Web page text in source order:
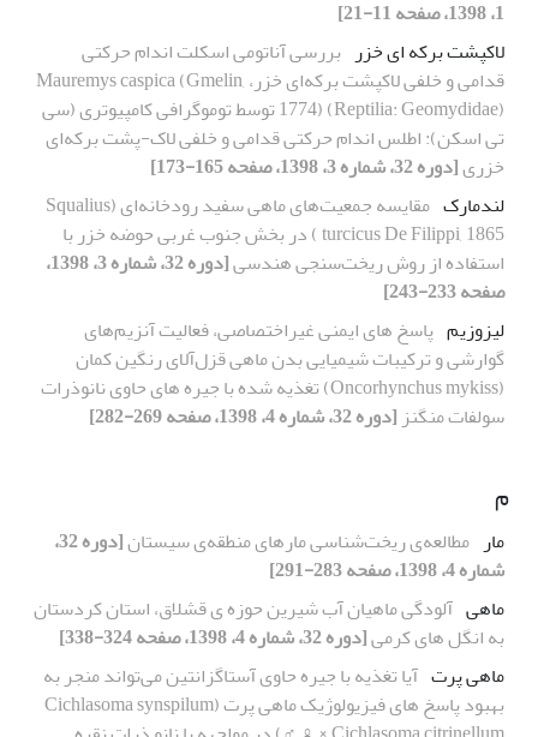
1، 1398، صفحه 11-21]
لاکپشت برکه ای خزر بررسی آناتومی اسکلت اندام حرکتی
قدامی و خلفی لاکپشت برکه‌ای خزر، Mauremys caspica (Gmelin,
1774) (Reptilia: Geomydidae) توسط توموگرافی کامپیوتری (سی
تی اسکن): اطلس اندام حرکتی قدامی و خلفی لاک-پشت برکه‌ای
خزری[دوره 32، شماره 3، 1398، صفحه 165-173]
لندمارک
مقایسه‌ جمعیت‌های ماهی سفید رودخانه‌ای (Squalius
turcicus De Filippi, 1865 ) در بخش جنوب غربی حوضه خزر با
استفاده از روش ریخت‌سنجی هندسی
[دوره 32، شماره 3، 1398،
صفحه 233-243]
لیزوزیم پاسخ های ایمنی غیر‌اختصاصی، فعالیت آنزیم‌های
گوارشی و ترکیبات شیمیایی بدن ماهی قزل‌آلای رنگین کمان
(Oncorhynchus mykiss) تغذیه شده با جیره های حاوی نانوذرات
سولفات منگنز [دوره 32، شماره 4، 1398، صفحه 269-282]
م
مار مطالعه‌ی ریخت‌شناسی مارهای منطقه‌ی سیستان
[دوره 32،
شماره 4، 1398، صفحه 283-291]
ماهی آلودگی ماهیان آب شیرین حوزه ی قشلاق، استان کردستان
به انگل های کرمی[دوره 32، شماره 4، 1398، صفحه 324-338]
ماهی پرت آیا تغذیه با جیره حاوی آستاگزانتین می‌تواند منجر به
بهبود پاسخ های فیزیولوژیک ماهی پرت (Cichlasoma synspilum